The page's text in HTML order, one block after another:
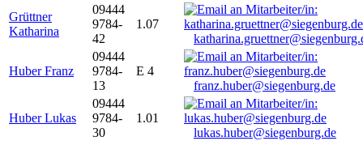
Grüttner
Katharina
09444
9784-
42
1.07
Huber Franz
09444
9784-
13
E 4
franz.huber@siegenburg.de
Huber Lukas
09444
9784-
30
1.01
lukas.huber@siegenburg.de